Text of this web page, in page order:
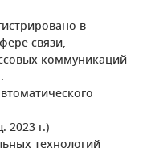
в
связи,
коммуникаций
2023 г.)
технологий